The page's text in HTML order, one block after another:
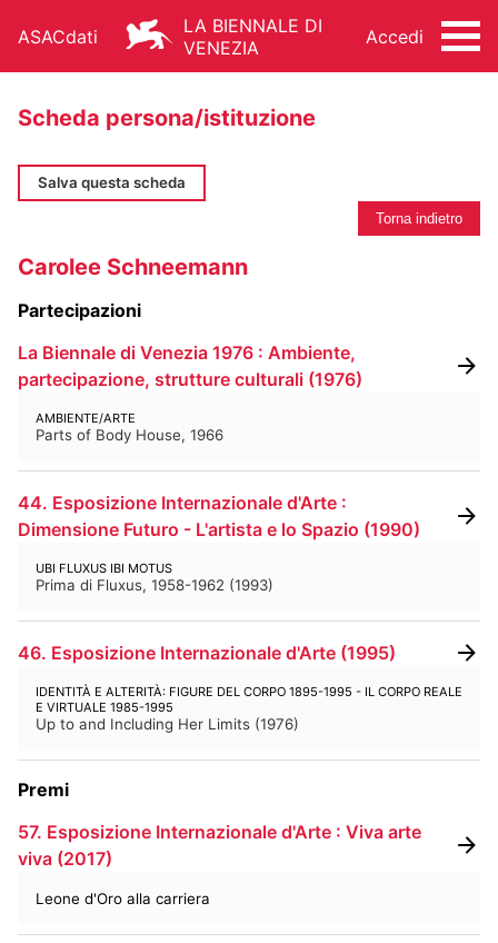
ASACdati
LA BIENNALE DI
VENEZIA
Accedi
ARCHITETTURA
ARTI VISIVE
DANZA
MUSICA
ALTRE ATTIVITÀ
FONDO STORICO
BIBLIOTECA E PERIODICI
CINETECA
FONDO ARTISTICO
FOTOTECA
MANIFESTI
MEDIATECA
RACCOLTA DOCUMENTARIA
RASSEGNA STAMPA
FONDI ESTERNI
Scheda persona/istituzione
Salva questa scheda
Torna indietro
Carolee Schneemann
Partecipazioni
La Biennale di Venezia 1976 : Ambiente,
partecipazione, strutture culturali (1976)
AMBIENTE/ARTE
Parts of Body House, 1966
44. Esposizione Internazionale d'Arte :
Dimensione Futuro - L'artista e lo Spazio (1990)
UBI FLUXUS IBI MOTUS
Prima di Fluxus, 1958-1962 (1993)
46. Esposizione Internazionale d'Arte (1995)
IDENTITÀ E ALTERITÀ: FIGURE DEL CORPO 1895-1995 - IL CORPO REALE
E VIRTUALE 1985-1995
Up to and Including Her Limits (1976)
Premi
57. Esposizione Internazionale d'Arte : Viva arte
viva (2017)
Leone d'Oro alla carriera